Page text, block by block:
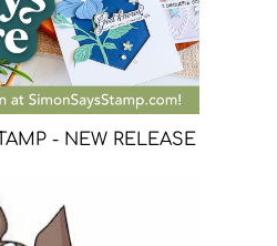
- NEW RELEASE